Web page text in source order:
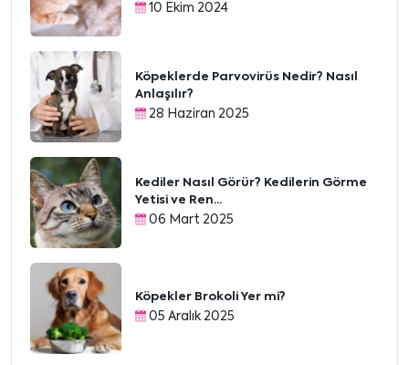
10 Ekim 2024
Köpeklerde Parvovirüs Nedir? Nasıl
Anlaşılır?
28 Haziran 2025
Kediler Nasıl Görür? Kedilerin Görme
Yetisi ve Ren...
06 Mart 2025
Köpekler Brokoli Yer mi?
05 Aralık 2025